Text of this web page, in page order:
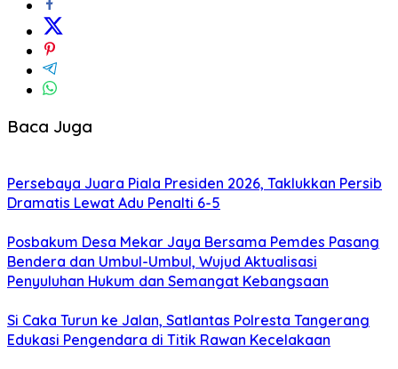
Baca Juga
Persebaya Juara Piala Presiden 2026, Taklukkan Persib
Dramatis Lewat Adu Penalti 6-5
Posbakum Desa Mekar Jaya Bersama Pemdes Pasang
Bendera dan Umbul-Umbul, Wujud Aktualisasi
Penyuluhan Hukum dan Semangat Kebangsaan
Si Caka Turun ke Jalan, Satlantas Polresta Tangerang
Edukasi Pengendara di Titik Rawan Kecelakaan